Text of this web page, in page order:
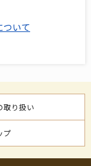
ついて
取り扱い
プ